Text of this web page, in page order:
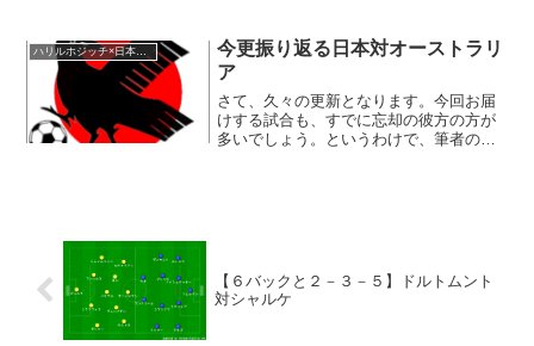
元サウジアラビアの監督が率いるチーム
と考えると、仮想サウ...
今更振り返る日本対オーストラリ
ア
さて、久々の更新となります。今回お届
けする試合も、すでに忘却の彼方の方が
多いでしょう。というわけで、筆者のリ
【６バックと２－３－５】ドルトムント
対シャルケ